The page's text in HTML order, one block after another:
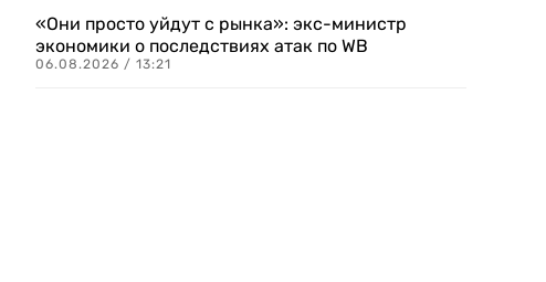
«Они просто уйдут с рынка»: экс-министр
экономики о последствиях атак по WB
06.08.2026 / 13:21